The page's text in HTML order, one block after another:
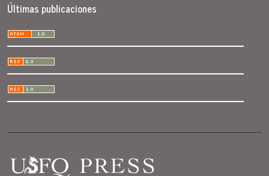
Últimas publicaciones